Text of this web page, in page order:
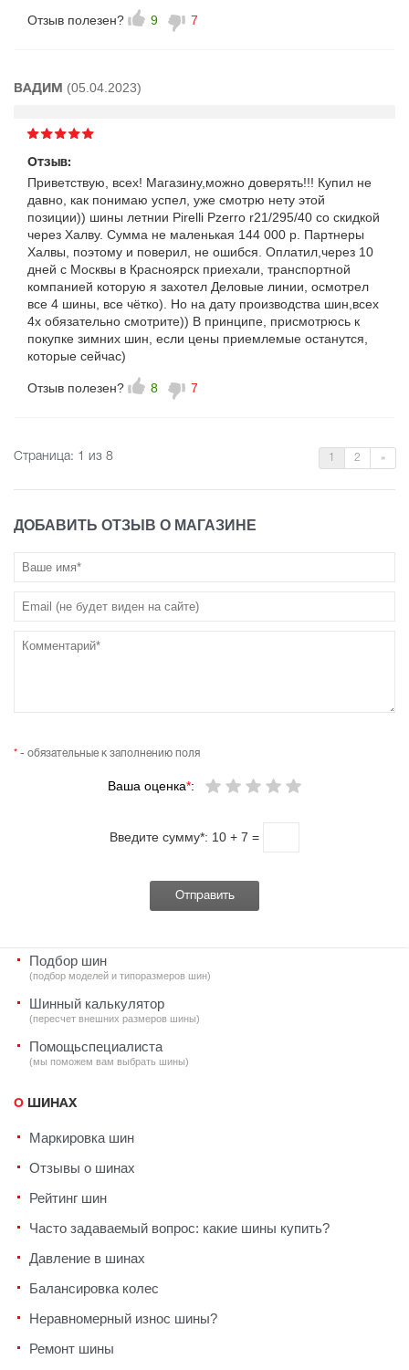
Отзыв полезен? 9 7
ВАДИМ (05.04.2023)
Отзыв:
Приветствую, всех! Магазину,можно доверять!!! Купил не
давно, как понимаю успел, уже смотрю нету этой
позиции)) шины летнии Pirelli Pzerro r21/295/40 со скидкой
через Халву. Сумма не маленькая 144 000 р. Партнеры
Халвы, поэтому и поверил, не ошибся. Оплатил,через 10
дней с Москвы в Красноярск приехали, транспортной
компанией которую я захотел Деловые линии, осмотрел
все 4 шины, все чётко). Но на дату производства шин,всех
4х обязательно смотрите)) В принципе, присмотрюсь к
покупке зимних шин, если цены приемлемые останутся,
которые сейчас)
Отзыв полезен? 8 7
Страница: 1 из 8 1 2 »
ДОБАВИТЬ ОТЗЫВ О МАГАЗИНЕ
Ваша оценка*:
* - обязательные к заполнению поля
Введите сумму*: 10 + 7 =
Подбор шин
(подбор моделей и типоразмеров шин)
Шинный калькулятор
(пересчет внешних размеров шины)
Помощьспециалиста
(мы поможем вам выбрать шины)
О ШИНАХ
Маркировка шин
Отзывы о шинах
Рейтинг шин
Часто задаваемый вопрос: какие шины купить?
Давление в шинах
Балансировка колес
Неравномерный износ шины?
Ремонт шины